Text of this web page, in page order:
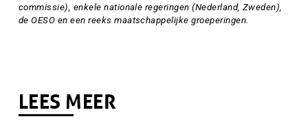
commissie), enkele nationale regeringen (Nederland, Zweden),
de OESO en een reeks maatschappelijke groeperingen.
LEES MEER